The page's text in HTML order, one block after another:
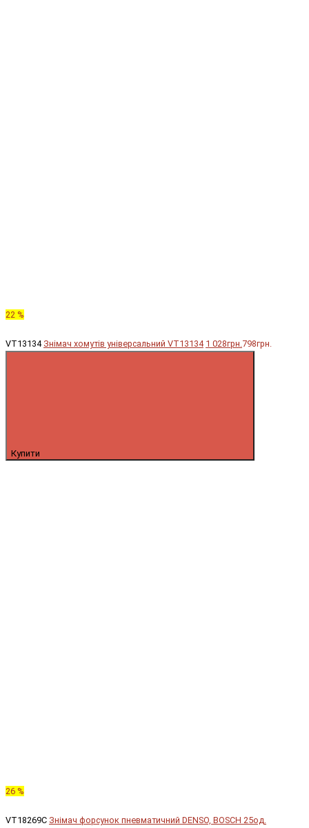
22 %
VT13134 Знімач хомутів універсальний VT13134 1 028грн. 798грн.
Купити
26 %
VT18269C Знімач форсунок пневматичний DENSO, BOSCH 25од.